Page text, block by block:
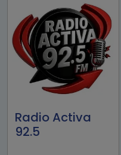
Radio Activa
92.5